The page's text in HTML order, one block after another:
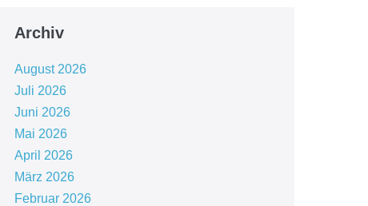
Archiv
August 2026
Juli 2026
Juni 2026
Mai 2026
April 2026
März 2026
Februar 2026